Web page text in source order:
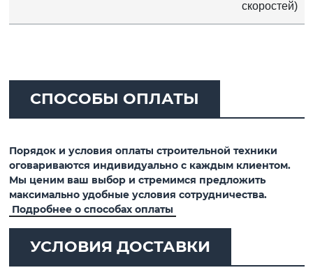
скоростей)
СПОСОБЫ ОПЛАТЫ
Порядок и условия оплаты строительной техники
оговариваются индивидуально с каждым клиентом.
Мы ценим ваш выбор и стремимся предложить
максимально удобные условия сотрудничества.
Подробнее о способах оплаты
УСЛОВИЯ ДОСТАВКИ